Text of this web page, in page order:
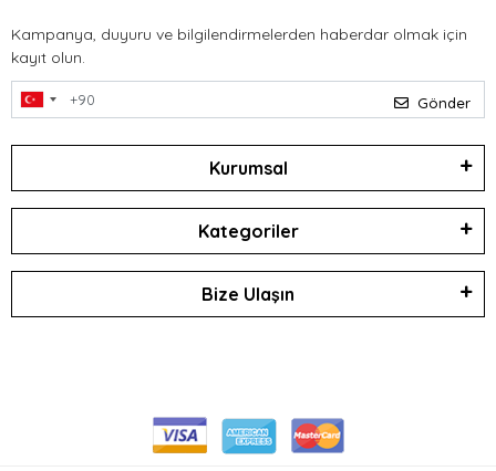
Kampanya, duyuru ve bilgilendirmelerden haberdar olmak için
kayıt olun.
Gönder
Kurumsal
Kategoriler
Bize Ulaşın